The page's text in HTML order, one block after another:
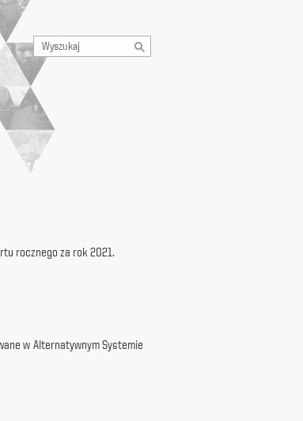
rocznego za rok 2021.
w Alternatywnym Systemie